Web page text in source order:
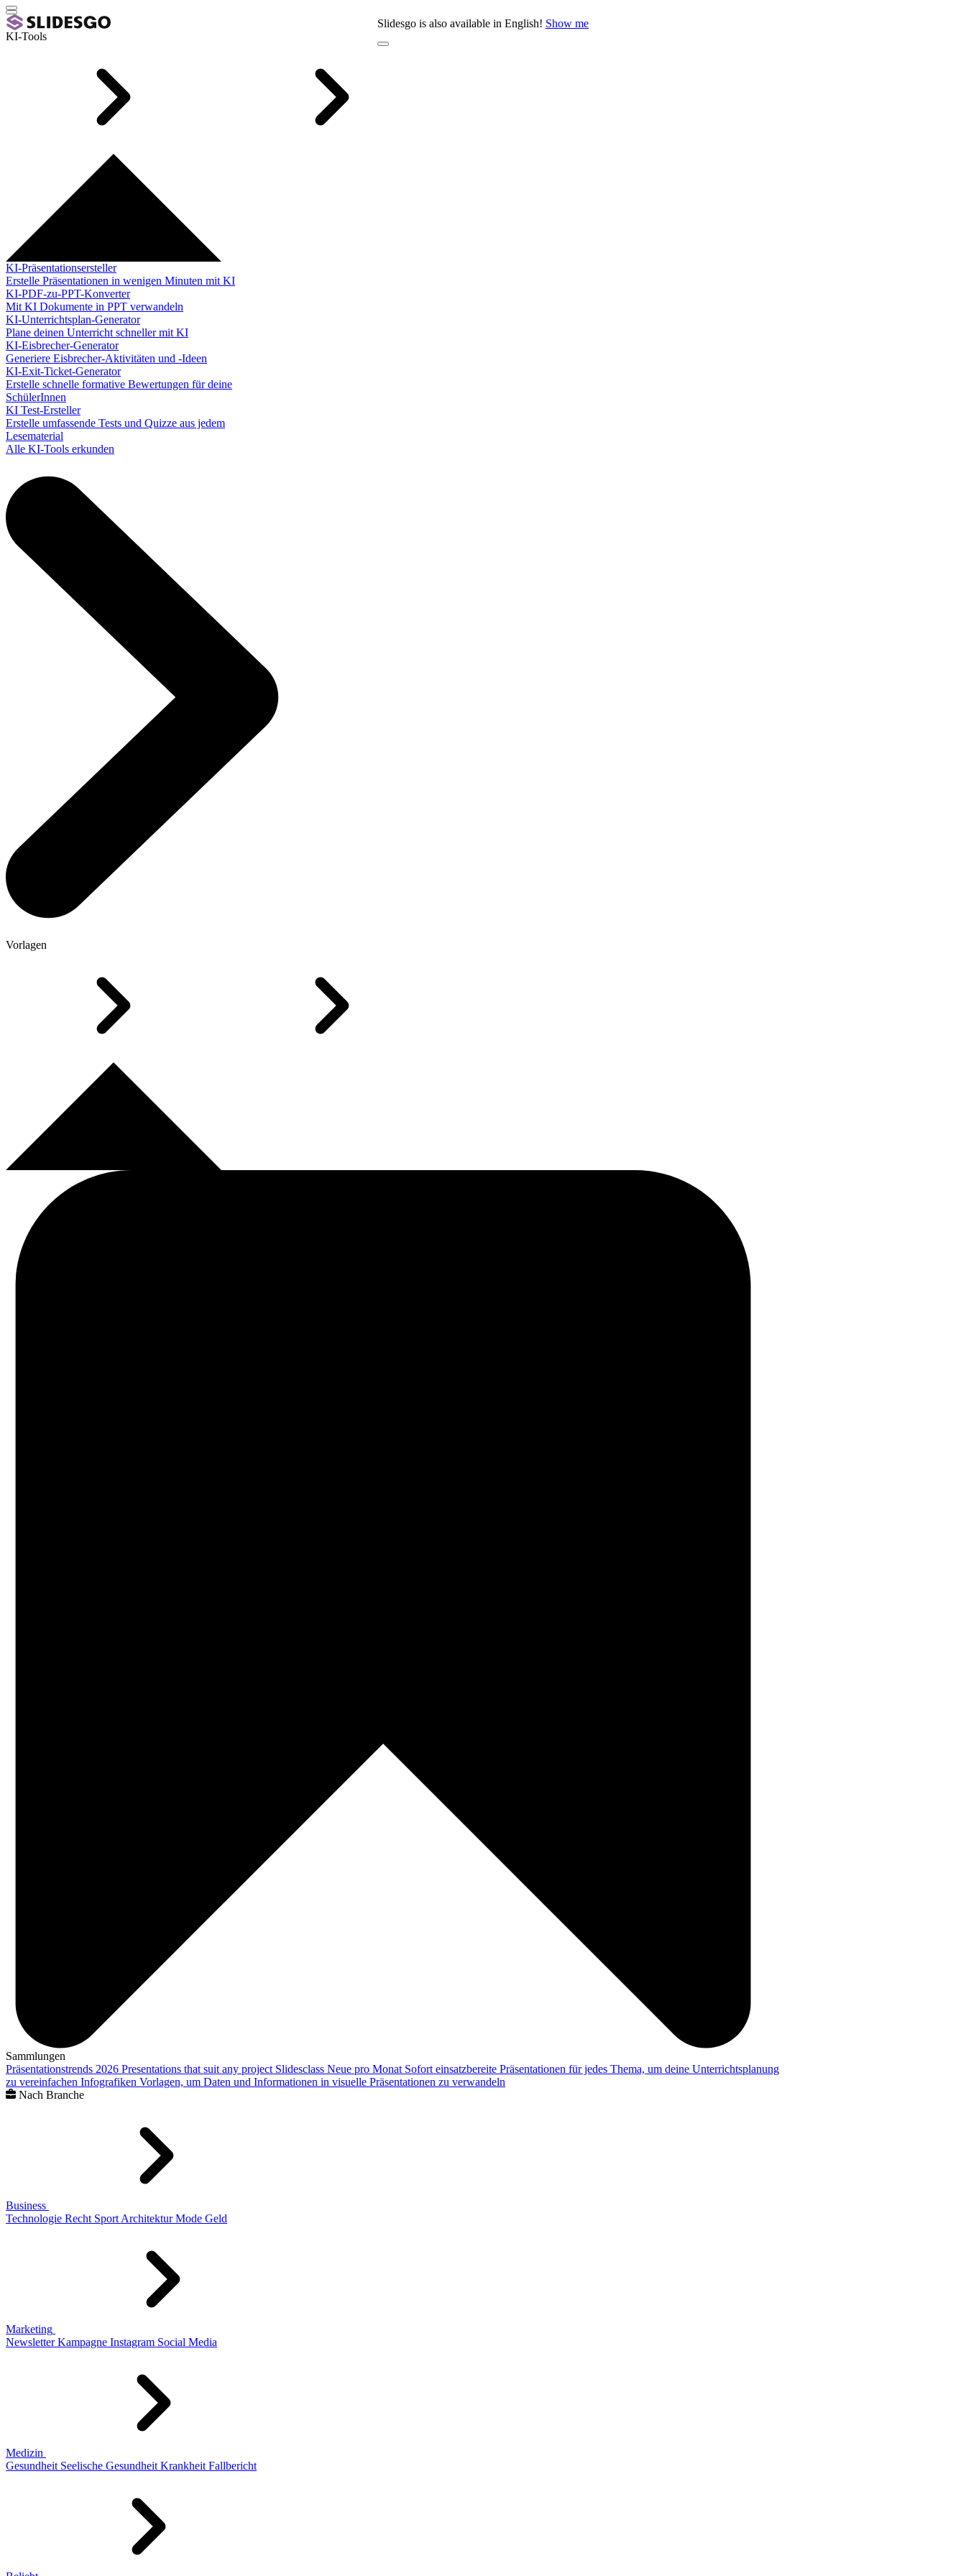
Slidesgo is also available in English! Show me
KI-Tools
KI-Präsentationsersteller
Erstelle Präsentationen in wenigen Minuten mit KI
KI-PDF-zu-PPT-Konverter
Mit KI Dokumente in PPT verwandeln
KI-Unterrichtsplan-Generator
Plane deinen Unterricht schneller mit KI
KI-Eisbrecher-Generator
Generiere Eisbrecher-Aktivitäten und -Ideen
KI-Exit-Ticket-Generator
Erstelle schnelle formative Bewertungen für deine
SchülerInnen
KI Test-Ersteller
Erstelle umfassende Tests und Quizze aus jedem
Lesematerial
Alle KI-Tools erkunden
Vorlagen
Sammlungen
Präsentationstrends 2026 Presentations that suit any project Slidesclass Neue pro Monat Sofort einsatzbereite Präsentationen für jedes Thema, um deine Unterrichtsplanung
zu vereinfachen Infografiken Vorlagen, um Daten und Informationen in visuelle Präsentationen zu verwandeln
Nach Branche
Business
Technologie Recht Sport Architektur Mode Geld
Marketing
Newsletter Kampagne Instagram Social Media
Medizin
Gesundheit Seelische Gesundheit Krankheit Fallbericht